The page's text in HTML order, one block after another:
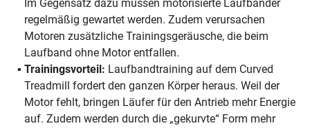
Im Gegensatz dazu müssen motorisierte Laufbänder
regelmäßig gewartet werden. Zudem verursachen
Motoren zusätzliche Trainingsgeräusche, die beim
Laufband ohne Motor entfallen.
Trainingsvorteil: Laufbandtraining auf dem Curved
Treadmill fordert den ganzen Körper heraus. Weil der
Motor fehlt, bringen Läufer für den Antrieb mehr Energie
auf. Zudem werden durch die „gekurvte“ Form mehr